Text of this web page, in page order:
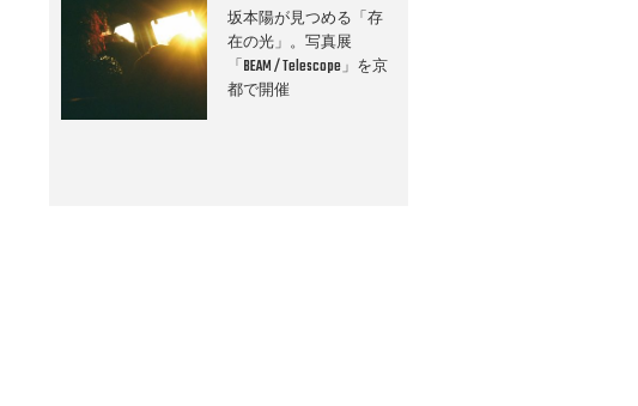
坂本陽が見つめる「存
在の光」。写真展
「BEAM / Telescope」を京
都で開催